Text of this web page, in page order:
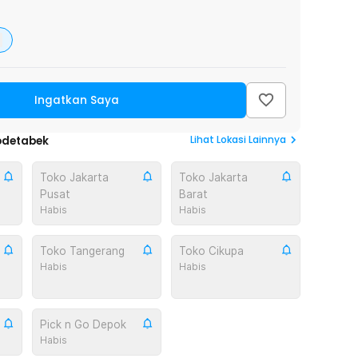
Ingatkan Saya
Lihat Lokasi Lainnya
Toko Jakarta
Pusat
Habis
Toko Jakarta
Barat
Habis
Toko Tangerang
Habis
Toko Cikupa
Habis
Pick n Go Depok
Habis